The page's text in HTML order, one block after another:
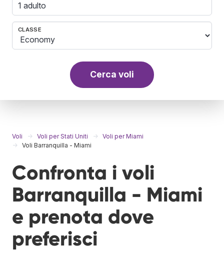
1 adulto
CLASSE
Cerca voli
Voli Voli per Stati Uniti
Voli per Miami
Voli Barranquilla - Miami
Confronta i voli
Barranquilla - Miami
e prenota dove
preferisci